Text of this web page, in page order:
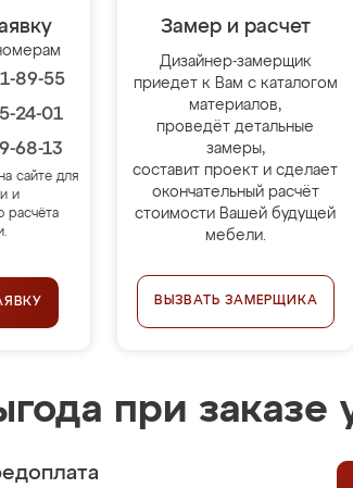
89-55
24-01
68-13
сайте для
и
расчёта
Замер и расчет
Дизайнер-замерщик
приедет к Вам с каталогом
материалов,
проведёт детальные
замеры,
составит проект и сделает
окончательный расчёт
стоимости Вашей будущей
мебели.
ВЫЗВАТЬ ЗАМЕРЩИКА
при заказе